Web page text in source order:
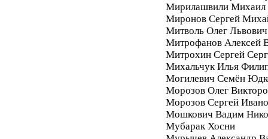
Мирилашвили Михаил
Миронов Сергей
Митволь Олег Львович
Митрофанов Алексей
Митрохин Сергей
Михальчук Илья
Могилевич Семён
Морозов Олег
Морозов Сергей
Мошкович Вадим
Мубарак Хосни